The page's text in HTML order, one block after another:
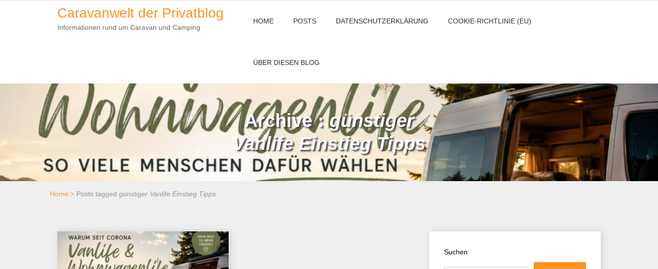
Caravanwelt der Privatblog
Informationen rund um Caravan und Camping
HOME POSTS DATENSCHUTZERKLÄRUNG COOKIE-RICHTLINIE (EU)
ÜBER DIESEN BLOG
Archive :günstiger
Vanlife Einstieg Tipps
Home > Posts tagged günstiger Vanlife Einstieg Tipps
Suchen